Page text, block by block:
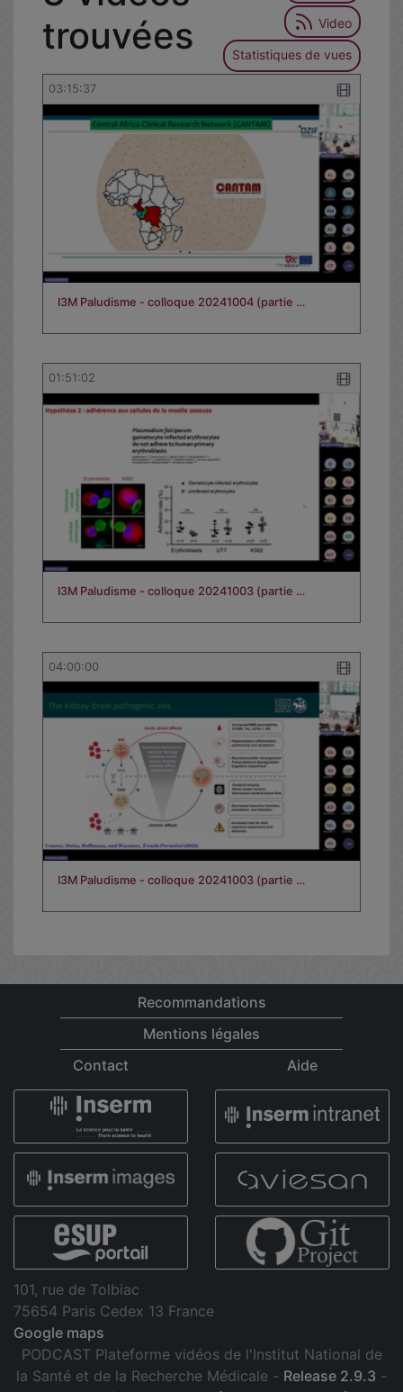
trouvées
Video
Statistiques de vues
03:15:37
I3M Paludisme - colloque 20241004 (partie …
01:51:02
I3M Paludisme - colloque 20241003 (partie …
04:00:00
I3M Paludisme - colloque 20241003 (partie …
Recommandations
Mentions légales
Contact
Aide
101, rue de Tolbiac
75654 Paris Cedex 13 France
Google maps
PODCAST Plateforme vidéos de l'Institut National de
la Santé et de la Recherche Médicale - Release 2.9.3 -